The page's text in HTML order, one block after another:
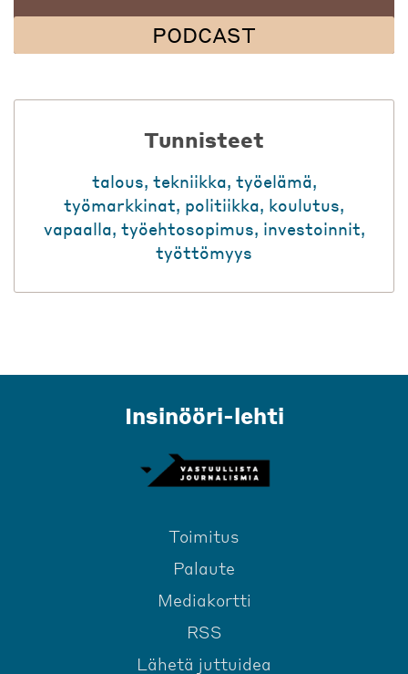
PODCAST
Tunnisteet
talous, tekniikka, työelämä,
työmarkkinat, politiikka, koulutus,
vapaalla, työehtosopimus, investoinnit,
työttömyys
Insinööri-lehti
Toimitus
Palaute
Mediakortti
RSS
Lähetä juttuidea